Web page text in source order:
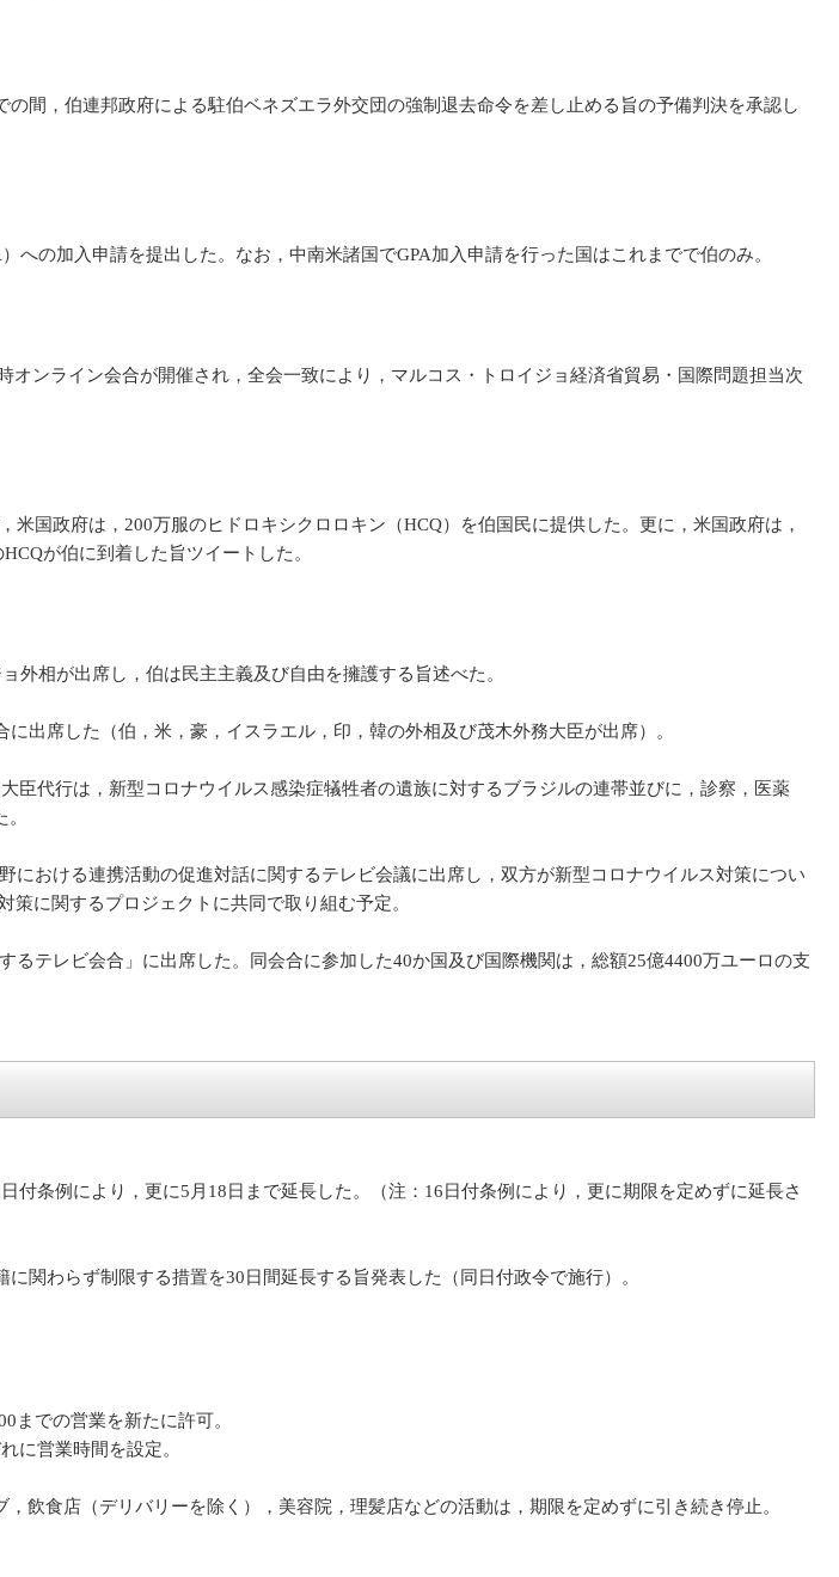
間，伯連邦政府による駐伯ベネズエラ外交団の強制退去命令を差し止める旨の予備判決を承認し
の加入申請を提出した。なお，中南米諸国でGPA加入申請を行った国はこれまでで伯のみ。
ンライン会合が開催され，全会一致により，マルコス・トロイジョ経済省貿易・国際問題担当次
国政府は，200万服のヒドロキシクロロキン（HCQ）を伯国民に提供した。更に，米国政府は，
が伯に到着した旨ツイートした。
外相が出席し，伯は民主主義及び自由を擁護する旨述べた。
出席した（伯，米，豪，イスラエル，印，韓の外相及び茂木外務大臣が出席）。
臣代行は，新型コロナウイルス感染症犠牲者の遺族に対するブラジルの連帯並びに，診察，医薬
における連携活動の促進対話に関するテレビ会議に出席し，双方が新型コロナウイルス対策につい
に関するプロジェクトに共同で取り組む予定。
テレビ会合」に出席した。同会合に参加した40か国及び国際機関は，総額25億4400万ユーロの支
条例により，更に5月18日まで延長した。（注：16日付条例により，更に期限を定めずに延長さ
関わらず制限する措置を30日間延長する旨発表した（同日付政令で施行）。
までの営業を新たに許可。
に営業時間を設定。
飲食店（デリバリーを除く），美容院，理髪店などの活動は，期限を定めずに引き続き停止。